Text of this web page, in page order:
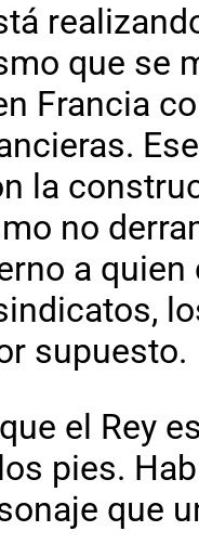
que se
Francia
la
no
a
supuesto.
el Rey
pies.
que